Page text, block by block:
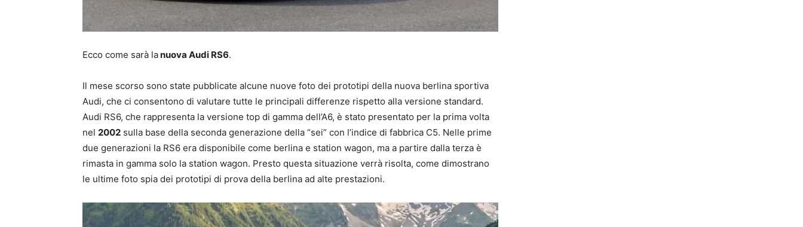
Ecco come sarà lanuova Audi RS6.
Il mese scorso sono state pubblicate alcune nuove foto dei prototipi della nuova berlina sportiva
Audi, che ci consentono di valutare tutte le principali differenze rispetto alla versione standard.
Audi RS6, che rappresenta la versione top di gamma dell’A6, è stato presentato per la prima volta
nel 2002 sulla base della seconda generazione della “sei” con l’indice di fabbrica C5. Nelle prime
due generazioni la RS6 era disponibile come berlina e station wagon, ma a partire dalla terza è
rimasta in gamma solo la station wagon. Presto questa situazione verrà risolta, come dimostrano
le ultime foto spia dei prototipi di prova della berlina ad alte prestazioni.